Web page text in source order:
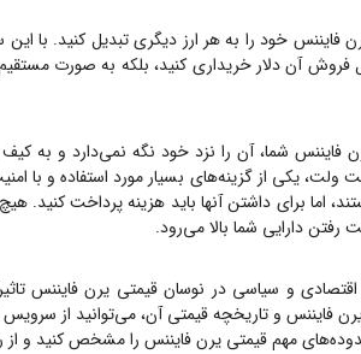
فایننس خود را به هر ارز دیگری تبدیل کنید. با
فروش آن دلار خریداری کنید، بلکه به صورت
فایننسشما، آن را نزد خود نگه نمی‌دارد و به
ولت، یکی از گزینه‌های بسیار مورد استفاده و با
اما برای داشتن آنها باید هزینه پرداخت کنید.
رفتن دارایی شما بالا می‌رود.
اقتصادی و سیاسی در نوسان قیمتی یرن فایننس
فایننسو تاریخچه قیمتی آن، می‌توانید از
مهم قیمتی یرن فایننس را مشخص کنید و از